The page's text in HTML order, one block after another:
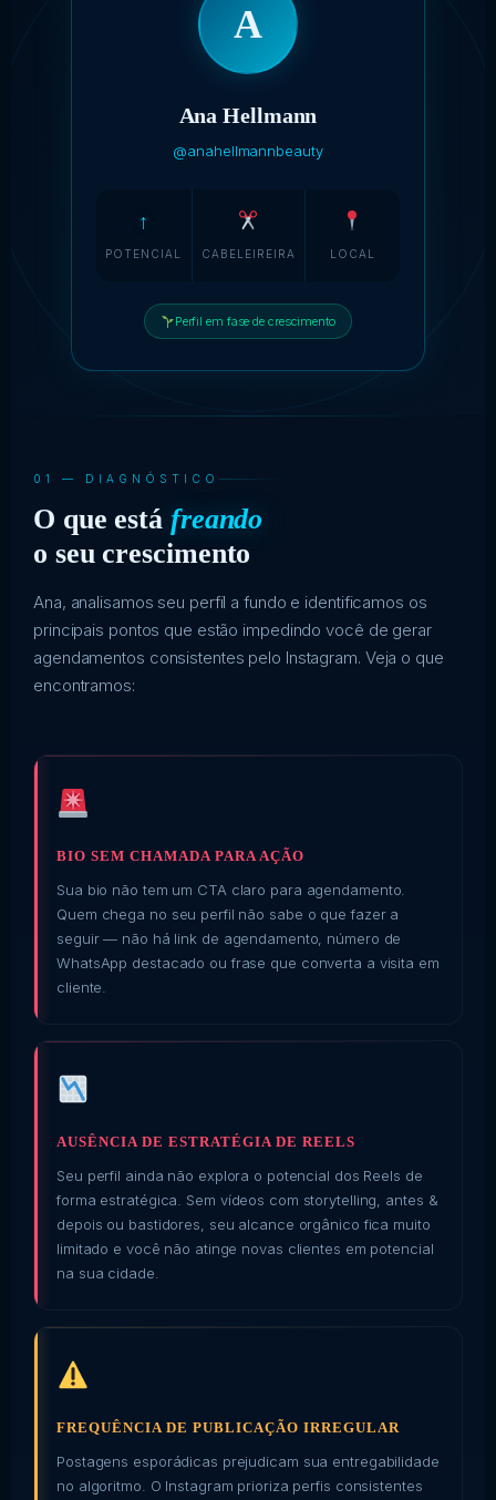
A
Ana Hellmann
@anahellmannbeauty
↑
POTENCIAL CABELEIREIRA LOCAL
Perfil em fase de crescimento
01 — DIAGNÓSTICO
O que está freando
o seu crescimento
Ana, analisamos seu perfil a fundo e identificamos os
principais pontos que estão impedindo você de gerar
agendamentos consistentes pelo Instagram. Veja o que
encontramos:
BIO SEM CHAMADA PARA AÇÃO
Sua bio não tem um CTA claro para agendamento.
Quem chega no seu perfil não sabe o que fazer a
seguir — não há link de agendamento, número de
WhatsApp destacado ou frase que converta a visita em
cliente.
AUSÊNCIA DE ESTRATÉGIA DE REELS
Seu perfil ainda não explora o potencial dos Reels de
forma estratégica. Sem vídeos com storytelling, antes &
depois ou bastidores, seu alcance orgânico fica muito
limitado e você não atinge novas clientes em potencial
na sua cidade.
FREQUÊNCIA DE PUBLICAÇÃO IRREGULAR
Postagens esporádicas prejudicam sua entregabilidade
no algoritmo. O Instagram prioriza perfis consistentes